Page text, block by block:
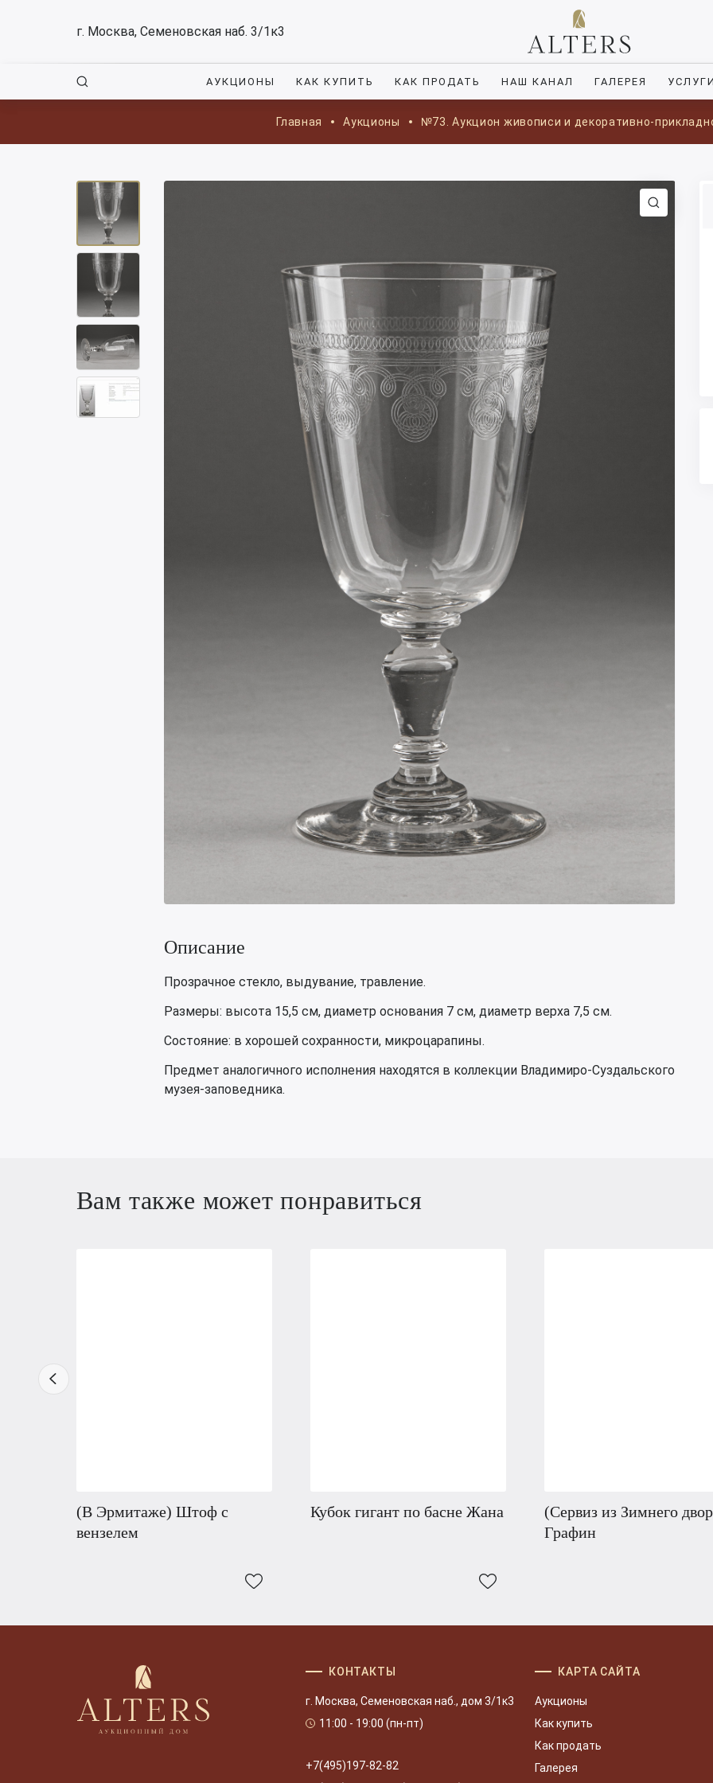
г. Москва, Семеновская наб. 3/1к3
АУКЦИОНЫ КАК КУПИТЬ КАК ПРОДАТЬ НАШ КАНАЛ ГАЛЕРЕЯ
Главная Аукционы №73. Аукцион живописи и декоративно-
Описание
Прозрачное стекло, выдувание, травление.
Размеры: высота 15,5 см, диаметр основания 7 см, диаметр верха 7,5 см.
Состояние: в хорошей сохранности, микроцарапины.
Предмет аналогичного исполнения находятся в коллекции Владимиро-Суздальского
музея-заповедника.
Вам также может понравиться
(В Эрмитаже) Штоф с
вензелем
Кубок гигант по басне Жана
(Сервиз из Зимнего
Графин
КОНТАКТЫ
г. Москва, Семеновская наб., дом 3/1к3
11:00 - 19:00 (пн-пт)
+7(495)197-82-82
КАРТА САЙТА
Аукционы
Как купить
Как продать
Галерея